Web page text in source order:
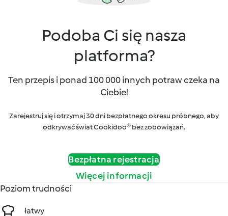
Podoba Ci się nasza
platforma?
Ten przepis i ponad 100 000 innych potraw czeka na
Ciebie!
Zarejestruj się i otrzymaj 30 dni bezpłatnego okresu próbnego, aby
odkrywać świat Cookidoo® bez zobowiązań.
Bezpłatna rejestracja
Więcej informacji
Poziom trudności
łatwy